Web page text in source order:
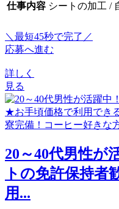
仕事内容 シートの加工 /
＼最短45秒で完了／
応募へ進む
詳しく
見る
20～40代男性が
トの免許保持者
用...